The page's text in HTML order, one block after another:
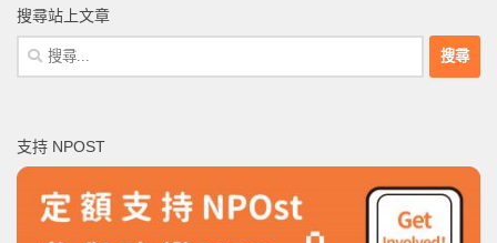
搜尋站上文章
搜
尋
字:
支持 NPOST